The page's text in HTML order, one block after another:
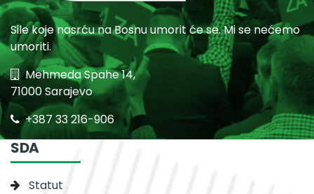
Sile koje nasrću na Bosnu umorit će se. Mi se nećemo
umoriti.
Mehmeda Spahe 14,
71000 Sarajevo
+387 33 216-906
SDA
Statut